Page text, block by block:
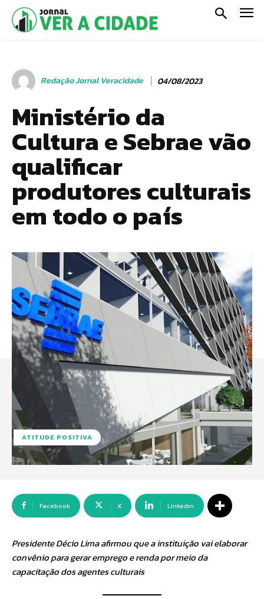
Redação Jornal Veracidade 04/08/2023
Ministério da
Cultura e Sebrae vão
qualificar
produtores culturais
em todo o país
ATITUDE POSITIVA
Facebook X Linkedin
Presidente Décio Lima afirmou que a instituição vai elaborar
convênio para gerar emprego e renda por meio da
capacitação dos agentes culturais